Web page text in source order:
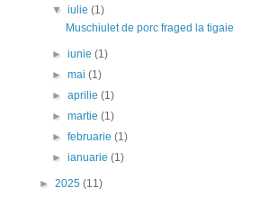
▼iulie(1)
Muschiulet de porc fraged la tigaie
►iunie(1)
►mai(1)
►aprilie(1)
►martie(1)
►februarie(1)
►ianuarie(1)
► 2025 (11)